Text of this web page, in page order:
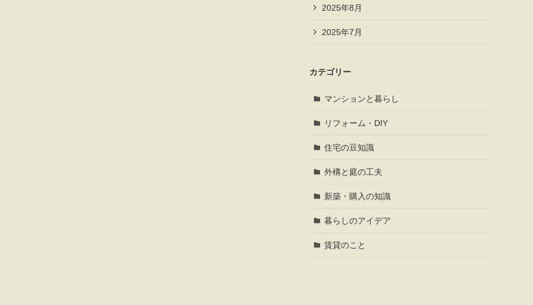
2025年8月
2025年7月
カテゴリー
マンションと暮らし
リフォーム・DIY
住宅の豆知識
外構と庭の工夫
新築・購入の知識
暮らしのアイデア
賃貸のこと